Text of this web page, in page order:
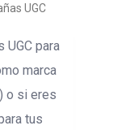
UGC
para
marca
o si eres
tus